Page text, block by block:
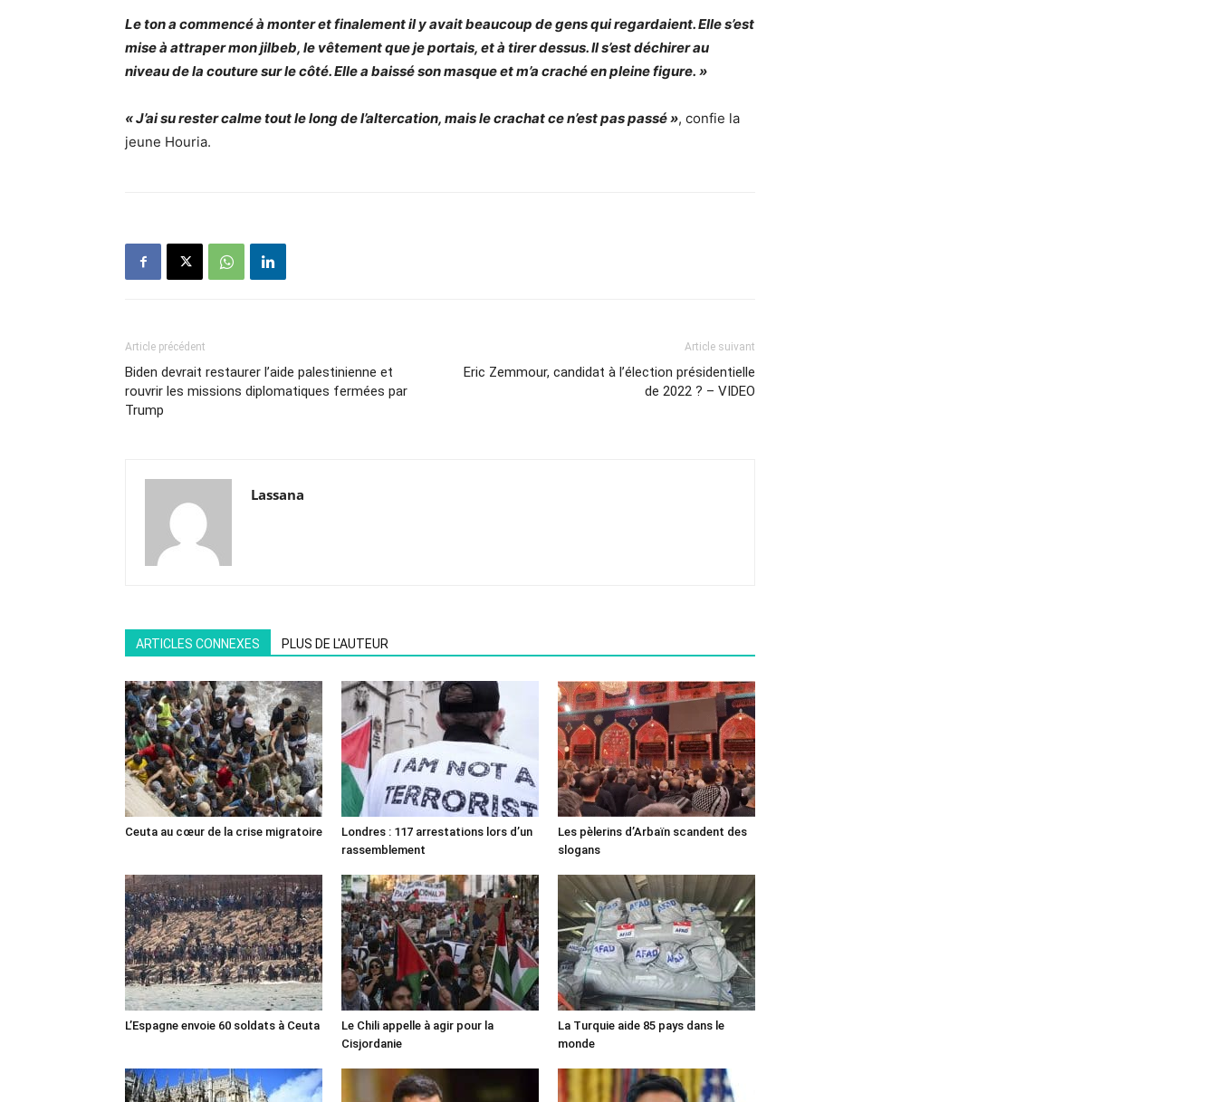
Le ton a commencé à monter et finalement il y avait beaucoup de gens qui regardaient. Elle s’est
mise à attraper mon jilbeb, le vêtement que je portais, et à tirer dessus. Il s’est déchirer au
niveau de la couture sur le côté. Elle a baissé son masque et m’a craché en pleine figure. »
« J’ai su rester calme tout le long de l’altercation, mais le crachat ce n’est pas passé », confie la
jeune Houria.
Article précédent
Biden devrait restaurer l’aide palestinienne et
rouvrir les missions diplomatiques fermées par
Trump
Article suivant
Eric Zemmour, candidat à l’élection présidentielle
de 2022 ? – VIDEO
Lassana
ARTICLES CONNEXES PLUS DE L'AUTEUR
Ceuta au cœur de la crise migratoire
Londres : 117 arrestations lors d’un
rassemblement
Les pèlerins d’Arbaïn scandent des
slogans
L’Espagne envoie 60 soldats à Ceuta
Le Chili appelle à agir pour la
Cisjordanie
La Turquie aide 85 pays dans le
monde